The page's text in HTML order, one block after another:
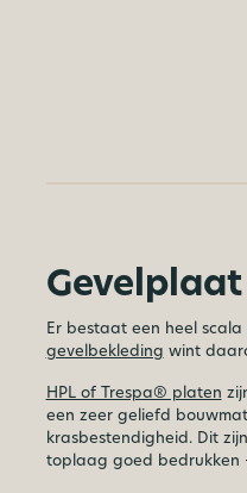
Er bestaat een heel
gevelbekleding wint
HPL of Trespa® platen
een zeer geliefd
krasbestendigheid. Dit
toplaag goed bedrukken